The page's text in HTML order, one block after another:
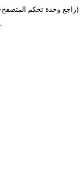
(راجع وحدة تحكم المتصفح
.